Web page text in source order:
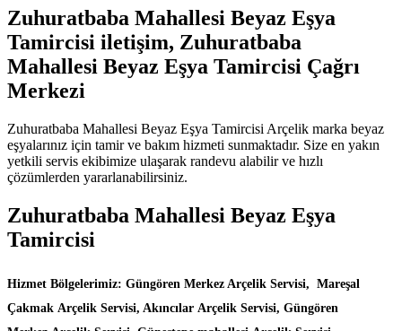
Zuhuratbaba Mahallesi Beyaz Eşya
Tamircisi iletişim, Zuhuratbaba
Mahallesi Beyaz Eşya Tamircisi Çağrı
Merkezi
Zuhuratbaba Mahallesi Beyaz Eşya Tamircisi Arçelik marka beyaz
eşyalarınız için tamir ve bakım hizmeti sunmaktadır. Size en yakın
yetkili servis ekibimize ulaşarak randevu alabilir ve hızlı
çözümlerden yararlanabilirsiniz.
Zuhuratbaba Mahallesi Beyaz Eşya
Tamircisi
Hizmet Bölgelerimiz: Güngören Merkez Arçelik Servisi, Mareşal
Çakmak Arçelik Servisi, Akıncılar Arçelik Servisi, Güngören